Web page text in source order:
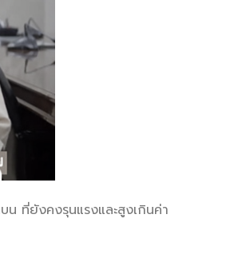
ที่ยังคงรุนแรงและสูงเกินค่า